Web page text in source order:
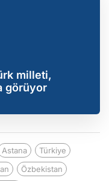
milleti,
görüyor
Astana
Türkiye
Özbekistan